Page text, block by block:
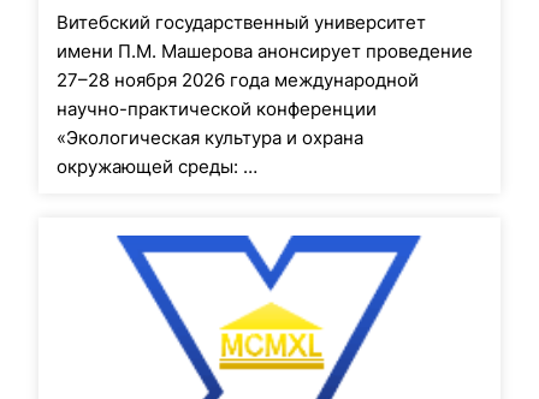
Витебский государственный университет
имени П.М. Машерова анонсирует проведение
27–28 ноября 2026 года международной
научно-практической конференции
«Экологическая культура и охрана
окружающей среды: …